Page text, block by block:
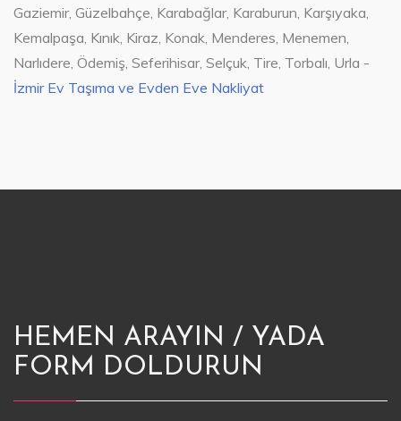
Gaziemir, Güzelbahçe, Karabağlar, Karaburun, Karşıyaka,
Kemalpaşa, Kınık, Kiraz, Konak, Menderes, Menemen,
Narlıdere, Ödemiş, Seferihisar, Selçuk, Tire, Torbalı, Urla -
İzmir Ev Taşıma ve Evden Eve Nakliyat
HEMEN ARAYIN / YADA
FORM DOLDURUN